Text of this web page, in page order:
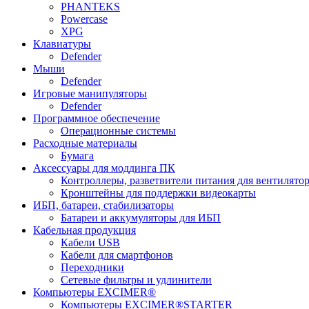
PHANTEKS
Powercase
XPG
Клавиатуры
Defender
Мыши
Defender
Игровые манипуляторы
Defender
Программное обеспечение
Операционные системы
Расходные материалы
Бумага
Аксессуары для моддинга ПК
Контроллеры, разветвители питания для
Кронштейны для поддержки видеокарты
ИБП, батареи, стабилизаторы
Батареи и аккумуляторы для ИБП
Кабельная продукция
Кабели USB
Кабели для смартфонов
Переходники
Сетевые фильтры и удлинители
Компьютеры EXCIMER®
Компьютеры EXCIMER®STARTER